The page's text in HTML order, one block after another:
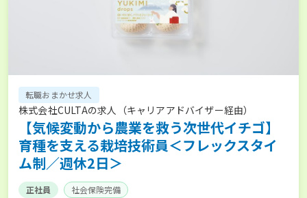
転職おまかせ求人
株式会社CULTAの求人（キャリアアドバイザー経由）
【気候変動から農業を救う次世代イチゴ】
育種を支える栽培技術員＜フレックスタイ
ム制／週休2日＞
正社員 社会保険完備